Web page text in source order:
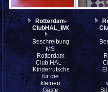
Rotterdam-
ClubHAL_IMG_7392
Beschreibung:
MS
Rotterdam
Club HAL -
Kinderrutsche
für die
kleinen
Gäste